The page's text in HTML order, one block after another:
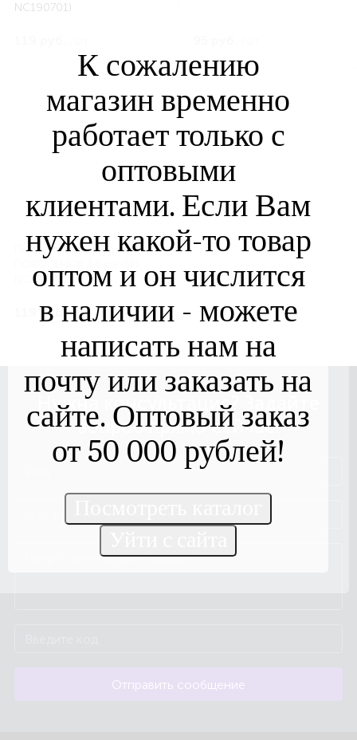
NC190701)
Подставка под горячее
NC190702)
119 руб. /шт
Нужна консультация? Задайте
вопрос прямо сейчас!
Отправить сообщение
К сожалению
магазин временно
работает только с
оптовыми
клиентами. Если Вам
нужен какой-то товар
оптом и он числится
в наличии - можете
написать нам на
почту или заказать на
сайте. Оптовый заказ
от 50 000 рублей!